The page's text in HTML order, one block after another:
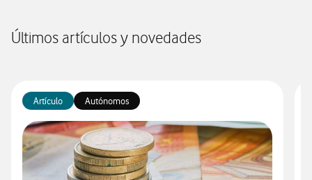
Últimos artículos y novedades
Artículo Autónomos